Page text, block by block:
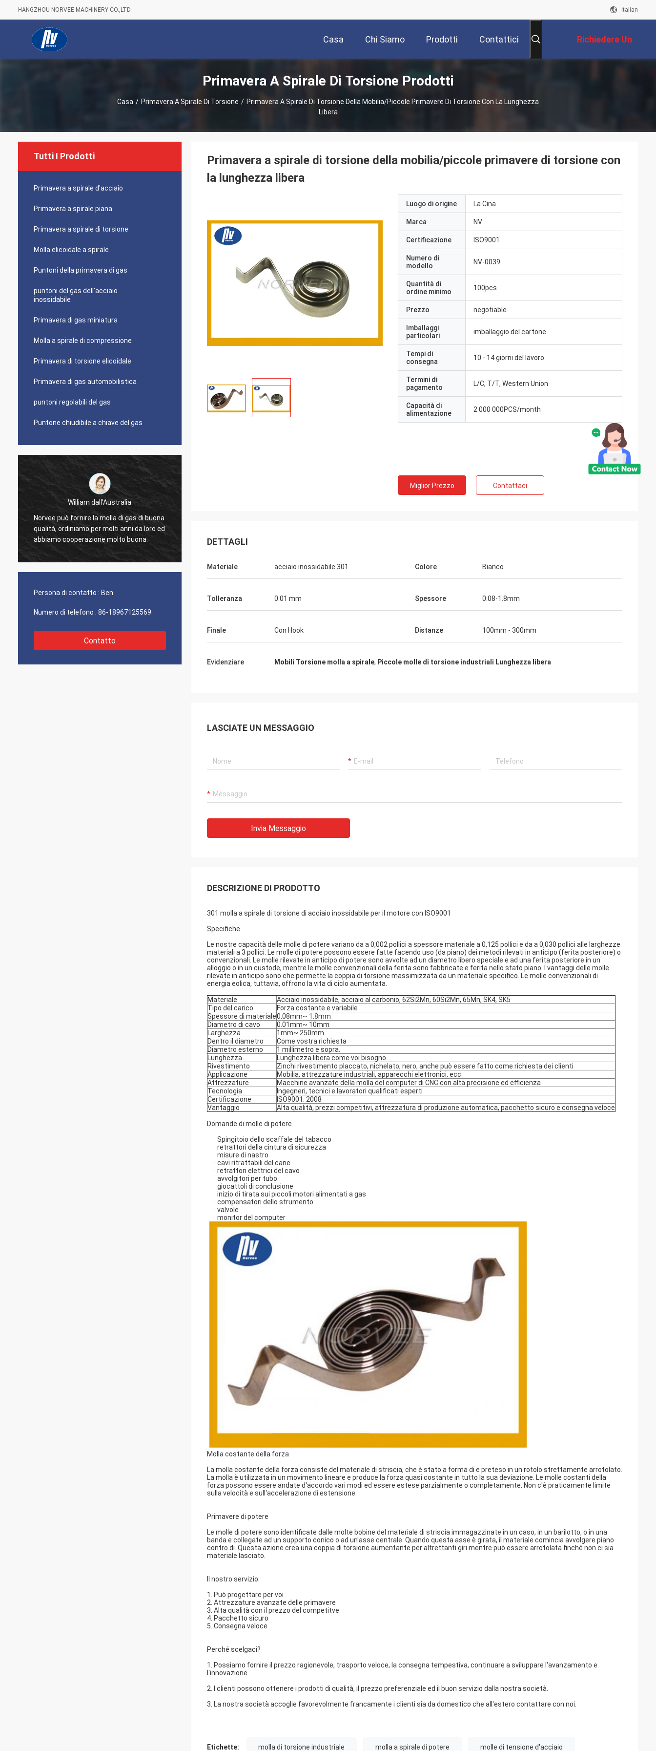
HANGZHOU NORVEE MACHINERY CO.,LTD Italian
Casa Chi Siamo Prodotti Contattici Richiedere Un
Preventivo
Primavera A Spirale Di Torsione Prodotti
Casa / Primavera A Spirale Di Torsione / Primavera A Spirale Di Torsione Della Mobilia/piccole Primavere Di Torsione Con La Lunghezza
Libera
Tutti I Prodotti
Primavera a spirale d'acciaio
Primavera a spirale piana
Primavera a spirale di torsione
Molla elicoidale a spirale
Puntoni della primavera di gas
puntoni del gas dell'acciaio
inossidabile
Primavera di gas miniatura
Molla a spirale di compressione
Primavera di torsione elicoidale
Primavera di gas automobilistica
puntoni regolabili del gas
Puntone chiudibile a chiave del gas
William dall'Australia
Norvee può fornire la molla di gas di buona
qualità, ordiniamo per molti anni da loro ed
abbiamo cooperazione molto buona.
continuamente fino ad ora.
David Smith dalla Russia
Persona di contatto : Ben
Numero di telefono : 86-18967125569
Contatto
Primavera a spirale di torsione della mobilia/piccole primavere di torsione con
la lunghezza libera
Luogo di origine La Cina
Marca NV
Certificazione ISO9001
Numero di
modello
NV-0039
Quantità di
ordine minimo
100pcs
Prezzo negotiable
Imballaggi
particolari
imballaggio del cartone
Tempi di
consegna
10 - 14 giorni del lavoro
Termini di
pagamento
L/C, T/T, Western Union
Capacità di
alimentazione
2 000 000PCS/month
Miglior Prezzo Contattaci
DETTAGLI
Materiale acciaio inossidabile 301 Colore Bianco
Tolleranza 0.01 mm Spessore 0.08-1.8mm
Finale Con Hook Distanze 100mm - 300mm
Evidenziare Mobili Torsione molla a spirale, Piccole molle di torsione industriali Lunghezza libera
LASCIATE UN MESSAGGIO
Invia Messaggio
DESCRIZIONE DI PRODOTTO
301 molla a spirale di torsione di acciaio inossidabile per il motore con ISO9001
Specifiche
Le nostre capacità delle molle di potere variano da a 0,002 pollici a spessore materiale a 0,125 pollici e da a 0,030 pollici alle larghezze
materiali a 3 pollici. Le molle di potere possono essere fatte facendo uso (da piano) dei metodi rilevati in anticipo (ferita posteriore) o
convenzionali. Le molle rilevate in anticipo di potere sono avvolte ad un diametro libero speciale e ad una ferita posteriore in un
alloggio o in un custode, mentre le molle convenzionali della ferita sono fabbricate e ferita nello stato piano. I vantaggi delle molle
rilevate in anticipo sono che permette la coppia di torsione massimizzata da un materiale specifico. Le molle convenzionali di
energia eolica, tuttavia, offrono la vita di ciclo aumentata.
Materiale
Acciaio inossidabile, acciaio al carbonio, 62Si2Mn, 60Si2Mn, 65Mn, SK4, SK5
Tipo del carico
Forza costante e variabile
Spessore di materiale0.08mm~ 1.8mm
Diametro di cavo
0.01mm~ 10mm
Larghezza
1mm~ 250mm
Dentro il diametro
Come vostra richiesta
Diametro esterno
1 millimetro e sopra.
Lunghezza
Lunghezza libera come voi bisogno
Rivestimento
Zinchi rivestimento placcato, nichelato, nero, anche può essere fatto come richiesta dei clienti
Applicazione
Mobilia, attrezzature industriali, apparecchi elettronici, ecc
Attrezzature
Macchine avanzate della molla del computer di CNC con alta precisione ed efficienza
Tecnologia
Ingegneri, tecnici e lavoratori qualificati esperti
Certificazione
ISO9001: 2008
Vantaggio
Alta qualità, prezzi competitivi, attrezzatura di produzione automatica, pacchetto sicuro e consegna veloce
Domande di molle di potere
· Spingitoio dello scaffale del tabacco
· retrattori della cintura di sicurezza
· misure di nastro
· cavi ritrattabili del cane
· retrattori elettrici del cavo
· avvolgitori per tubo
· giocattoli di conclusione
· inizio di tirata sui piccoli motori alimentati a gas
· compensatori dello strumento
· valvole
· monitor del computer
Molla costante della forza
La molla costante della forza consiste del materiale di striscia, che è stato a forma di e preteso in un rotolo strettamente arrotolato.
La molla è utilizzata in un movimento lineare e produce la forza quasi costante in tutto la sua deviazione. Le molle costanti della
forza possono essere andate d'accordo vari modi ed essere estese parzialmente o completamente. Non c'è praticamente limite
sulla velocità e sull'accelerazione di estensione.
Primavere di potere
Le molle di potere sono identificate dalle molte bobine del materiale di striscia immagazzinate in un caso, in un barilotto, o in una
banda e collegate ad un supporto conico o ad un'asse centrale. Quando questa asse è girata, il materiale comincia avvolgere piano
contro di. Questa azione crea una coppia di torsione aumentante per altrettanti giri mentre può essere arrotolata finché non ci sia
materiale lasciato.
Il nostro servizio:
1. Può progettare per voi
2. Attrezzature avanzate delle primavere
3. Alta qualità con il prezzo del competitve
4. Pacchetto sicuro
5. Consegna veloce
Perché scelgaci?
1. Possiamo fornire il prezzo ragionevole, trasporto veloce, la consegna tempestiva, continuare a sviluppare l'avanzamento e
l'innovazione.
2. I clienti possono ottenere i prodotti di qualità, il prezzo preferenziale ed il buon servizio dalla nostra società.
3. La nostra società accoglie favorevolmente francamente i clienti sia da domestico che all'estero contattare con noi.
Etichette: molla di torsione industriale molla a spirale di potere molle di tensione d'acciaio